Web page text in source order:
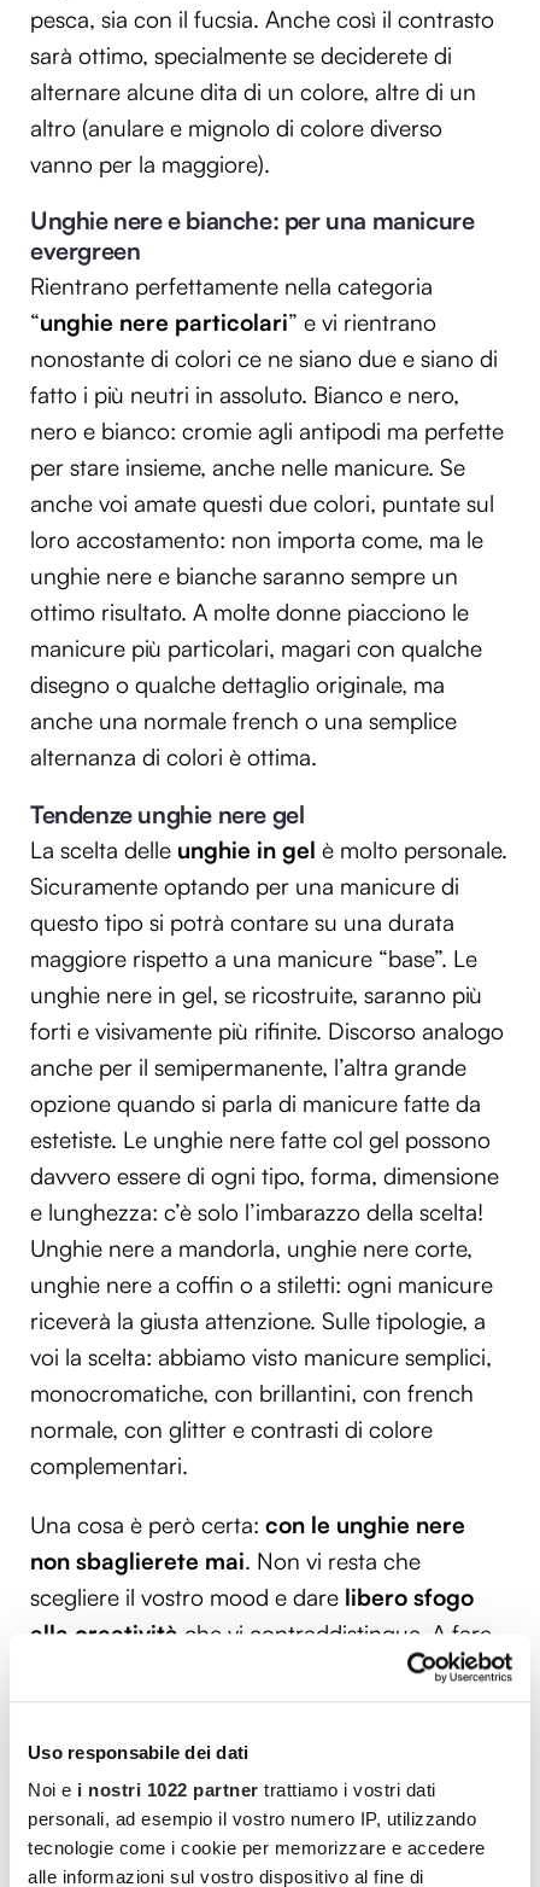
Uso responsabile dei dati
Noi e i nostri 1022 partner trattiamo i vostri dati
personali, ad esempio il vostro numero IP, utilizzando
tecnologie come i cookie per memorizzare e accedere
alle informazioni sul vostro dispositivo al fine di
pesca, sia con il fucsia. Anche così il contrasto
sarà ottimo, specialmente se deciderete di
alternare alcune dita di un colore, altre di un
altro (anulare e mignolo di colore diverso
vanno per la maggiore).
Unghie nere e bianche: per una manicure
evergreen
Rientrano perfettamente nella categoria
“unghie nere particolari” e vi rientrano
nonostante di colori ce ne siano due e siano di
fatto i più neutri in assoluto. Bianco e nero,
nero e bianco: cromie agli antipodi ma perfette
per stare insieme, anche nelle manicure. Se
anche voi amate questi due colori, puntate sul
loro accostamento: non importa come, ma le
unghie nere e bianche saranno sempre un
ottimo risultato. A molte donne piacciono le
manicure più particolari, magari con qualche
disegno o qualche dettaglio originale, ma
anche una normale french o una semplice
alternanza di colori è ottima.
Tendenze unghie nere gel
La scelta delle unghie in gel è molto personale.
Sicuramente optando per una manicure di
questo tipo si potrà contare su una durata
maggiore rispetto a una manicure “base”. Le
unghie nere in gel, se ricostruite, saranno più
forti e visivamente più rifinite. Discorso analogo
anche per il semipermanente, l’altra grande
opzione quando si parla di manicure fatte da
estetiste. Le unghie nere fatte col gel possono
davvero essere di ogni tipo, forma, dimensione
e lunghezza: c’è solo l’imbarazzo della scelta!
Unghie nere a mandorla, unghie nere corte,
unghie nere a coffin o a stiletti: ogni manicure
riceverà la giusta attenzione. Sulle tipologie, a
voi la scelta: abbiamo visto manicure semplici,
monocromatiche, con brillantini, con french
normale, con glitter e contrasti di colore
complementari.
Una cosa è però certa: con le unghie nere
non sbaglierete mai. Non vi resta che
scegliere il vostro mood e dare libero sfogo
alla creatività che vi contraddistingue. A fare
bella figura ci penserete voi con la vostra
personalità glamour, ma ci penseranno anche
le vostre unghie, pronte a farvi sentire delle
meraviglie.
Vuoi commentare l’articolo? Iscriviti